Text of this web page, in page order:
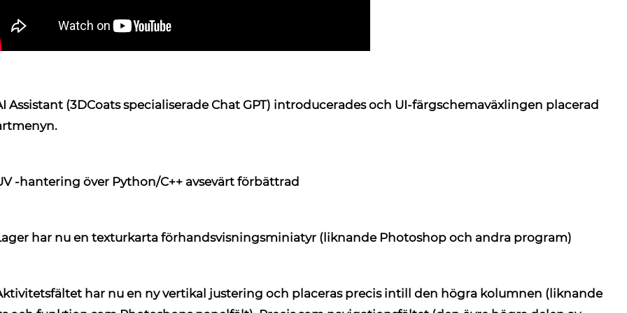
Assistant (3DCoats specialiserade Chat GPT) introducerades och UI-färgschemaväxlingen placerad
-hantering över Python/C++avsevärt förbättrad
har nu en texturkarta förhandsvisningsminiatyr(liknande Photoshop och andra program)
har nu en ny vertikal justering och placeras precis intill den högra kolumnen (liknande